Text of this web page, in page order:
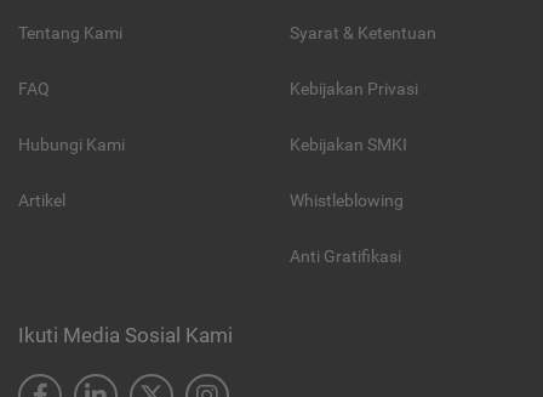
Tentang Kami
FAQ
Hubungi Kami
Artikel
Syarat & Ketentuan
Kebijakan Privasi
Kebijakan SMKI
Whistleblowing
Anti Gratifikasi
Ikuti Media Sosial Kami